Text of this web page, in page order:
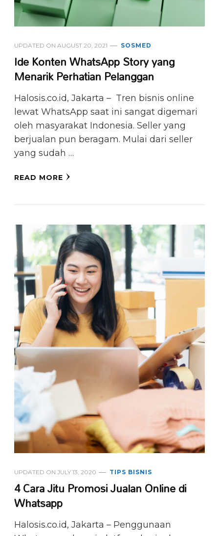
UPDATED ON AUGUST 20, 2021 SOSMED
Ide Konten WhatsApp Story yang
Menarik Perhatian Pelanggan
Halosis.co.id, Jakarta – Tren bisnis online
lewat WhatsApp saat ini sangat digemari
oleh masyarakat Indonesia. Seller yang
berjualan pun beragam. Mulai dari seller
yang sudah …
READ MORE
UPDATED ON JULY 13, 2020 TIPS BISNIS
4 Cara Jitu Promosi Jualan Online di
Whatsapp
Halosis.co.id, Jakarta – Penggunaan